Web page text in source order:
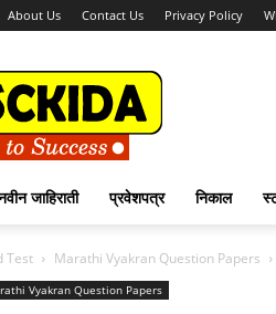
About Us Contact Us Privacy Policy
MPSCKida.com
सर्व
नवीन
जाहिराती
Letest
Jobs
जाहिराती प्रवेशपत्र निकाल
Test Marathi Vyakran Question Papers
Vyakran Question Papers